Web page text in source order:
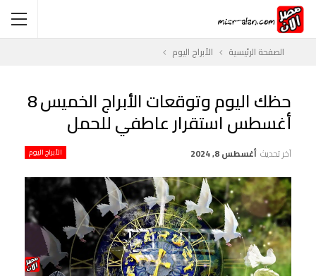
الصفحة الرئيسية الأبراج اليوم
حظك اليوم وتوقعات الأبراج الخميس 8
أغسطس استقرار عاطفي للحمل
الأبراج اليوم آخر تحديث أغسطس 8, 2024